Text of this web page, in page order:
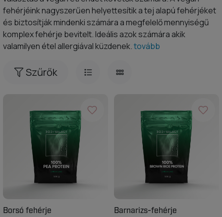
fehérjéink nagyszerűen helyettesítik a tej alapú fehérjéket
és biztosítják mindenki számára a megfelelő mennyiségű
komplex fehérje bevitelt. Ideális azok számára akik
valamilyen étel allergiával küzdenek.tovább
Szűrők
Borsó fehérje Barnarizs-fehérje